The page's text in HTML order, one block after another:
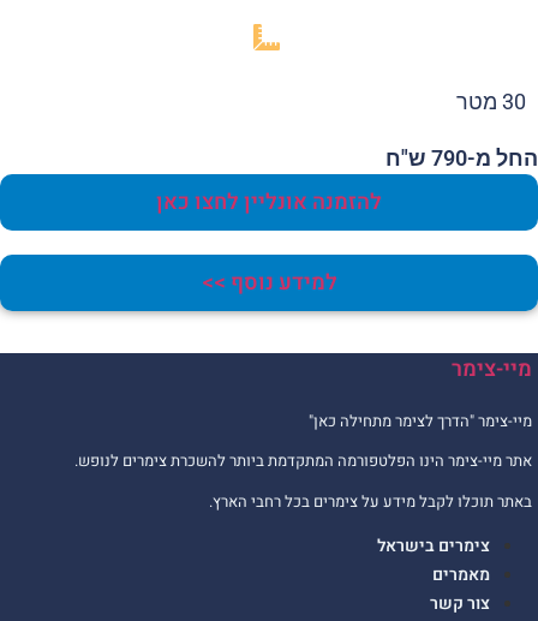
30 מטר
מ-790 ש"ח
להזמנה אונליין לחצו כאן
למידע נוסף >>
צימר
צימר "הדרך לצימר מתחילה כאן"
מיי-צימר הינו הפלטפורמה המתקדמת ביותר להשכרת צימרים לנופש.
תוכלו לקבל מידע על צימרים בכל רחבי הארץ.
צימרים בישראל
מאמרים
צור קשר